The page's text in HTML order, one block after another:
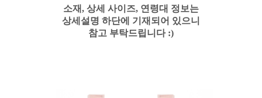
소재, 상세 사이즈, 연령대 정보는
상세설명 하단에 기재되어 있으니
참고 부탁드립니 다 :)